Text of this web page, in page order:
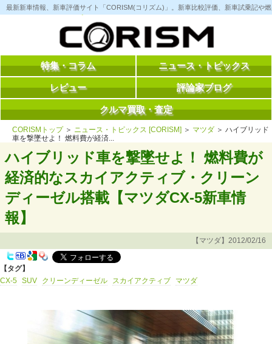
コ
ン
へ
最新新車情報、新車評価サイト「CORISM(コリズム)」。新車比較評価、新車試乗記や
特集・コラム ニュース・トピックス
レビュー 評論家ブログ
クルマ買取・査定
CORISMトップ＞ ニュース・トピックス [CORISM] ＞ マツダ ＞ ハイブリッド
車を撃墜せよ！ 燃料費が経済...
ハイブリッド車を撃墜せよ！ 燃料費が
経済的なスカイアクティブ・クリーン
ディーゼル搭載【マツダCX-5新車情
報】
【マツダ】2012/02/16
【タグ】
CX-5 SUV クリーンディーゼル スカイアクティブ マツダ